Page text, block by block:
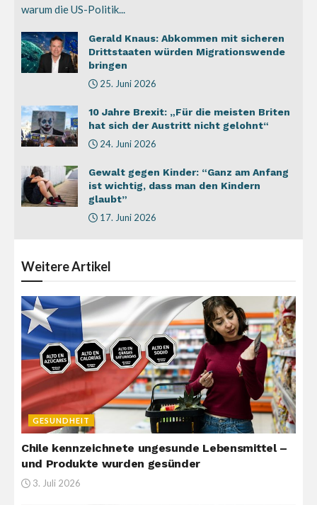
warum die US-Politik...
Gerald Knaus: Abkommen mit sicheren
Drittstaaten würden Migrationswende
bringen
25. Juni 2026
10 Jahre Brexit: „Für die meisten Briten
hat sich der Austritt nicht gelohnt“
24. Juni 2026
Gewalt gegen Kinder: “Ganz am Anfang
ist wichtig, dass man den Kindern
glaubt”
17. Juni 2026
WeitereArtikel
GESUNDHEIT
Chile kennzeichnete ungesunde Lebensmittel –
und Produkte wurden gesünder
3. Juli 2026